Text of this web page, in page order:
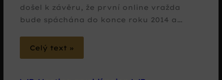
došel k závěru, že první online vražda
bude spáchána do konce roku 2014 a…
Celý text »